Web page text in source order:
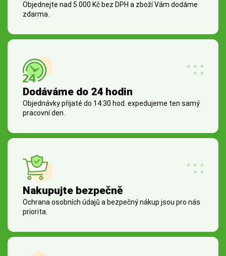
Objednejte nad 5 000 Kč bez DPH a zboží Vám dodáme
zdarma.
Dodáváme do 24 hodin
Objednávky přijaté do 14:30 hod. expedujeme ten samý
pracovní den.
Nakupujte bezpečně
Ochrana osobních údajů a bezpečný nákup jsou pro nás
priorita.